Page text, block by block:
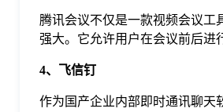
腾讯会议不仅是一款视频会议工
强大。它允许用户在会议前后进
4、飞信钉
作为国产企业内部即时通讯聊天